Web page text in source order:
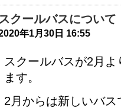
年度 夏
年7月26日
平成30年度
2018年5月 7日
スクールバスについて
年1月30日 16:55
スクールバスが2 月
ます。
2 月からは新しいバ